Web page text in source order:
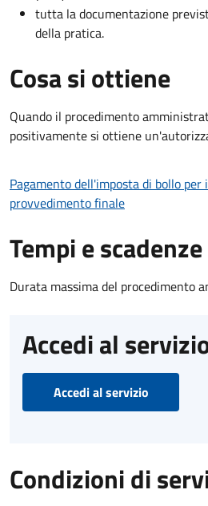
tutta la documentazione
della pratica.
Cosa si ottiene
Quando il procedimento
positivamente si ottiene
Pagamento dell'imposta di bollo per
provvedimento finale
Tempi e scadenze
Durata massima del procedimento
Accedi al
Accedi al servizio
Condizioni di